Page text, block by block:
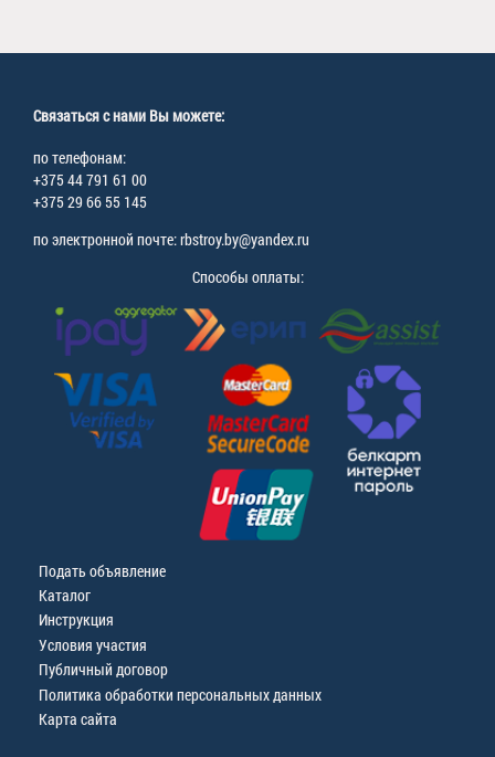
Связаться с нами Вы можете:
по телефонам:
+375 44 791 61 00
+375 29 66 55 145
по электронной почте: rbstroy.by@yandex.ru
Способы оплаты:
Подать объявление
Каталог
Инструкция
Условия участия
Публичный договор
Политика обработки персональных данных
Карта сайта